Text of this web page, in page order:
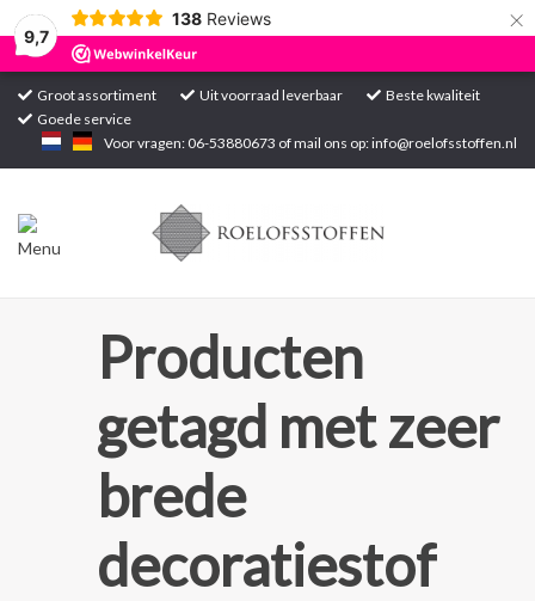
9,7
138 Reviews ×
Groot assortiment Uit voorraad leverbaar
Beste kwaliteit
Goede service
Voor vragen: 06-53880673 of mail ons op:info@roelofsstoffen.nl
Home
Producten
getagd met zeer
brede
decoratiestof